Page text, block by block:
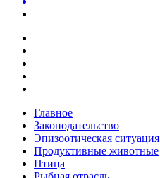
Главное
Законодательство
Эпизоотическая ситуация
Продуктивные животные
Птица